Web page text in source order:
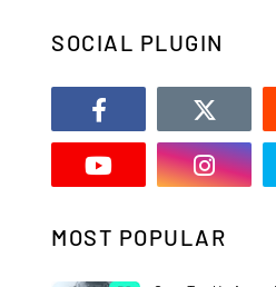
SOCIAL PLUGIN
MOST POPULAR